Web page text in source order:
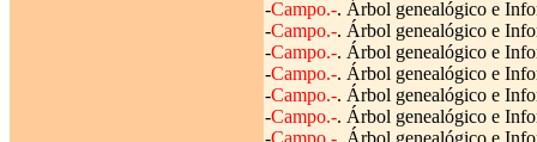
-Campo.-. Árbol genealógico e
-Campo.-. Árbol genealógico e
-Campo.-. Árbol genealógico e
-Campo.-. Árbol genealógico e
-Campo.-. Árbol genealógico e
-Campo.-. Árbol genealógico e
-Campo.-. Árbol genealógico e